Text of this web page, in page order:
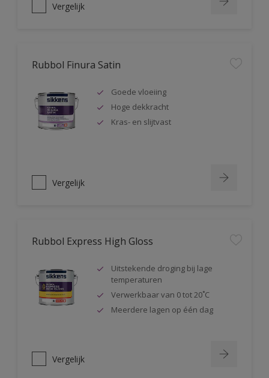
Vergelijk
Rubbol Finura Satin
Goede vloeiing
Hoge dekkracht
Kras- en slijtvast
Vergelijk
Rubbol Express High Gloss
Uitstekende droging bij lage
temperaturen
Verwerkbaar van 0 tot 20˚C
Meerdere lagen op één dag
Vergelijk